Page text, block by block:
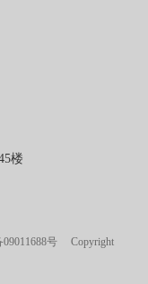
楼
号 Copyright